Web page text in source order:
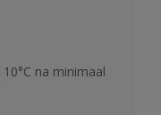
na minimaal